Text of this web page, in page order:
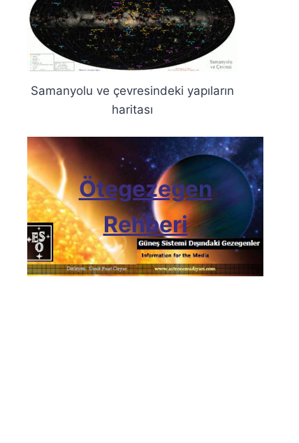
Samanyolu ve çevresindeki yapıların
haritası
Ötegezegen
Rehberi